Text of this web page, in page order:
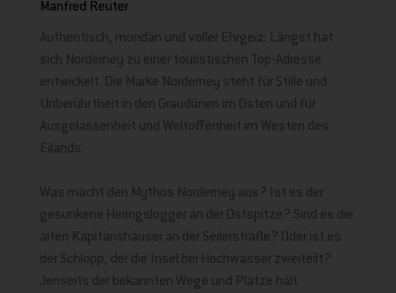
Manfred Reuter
Authentisch, mondän und voller Ehrgeiz: Längst hat
sich Norderney zu einer touristischen Top-Adresse
entwickelt. Die Marke Norderney steht für Stille und
Unberührtheit in den Graudünen im Osten und für
Ausgelassenheit und Weltoffenheit im Westen des
Eilands.
Was macht den Mythos Norderney aus? Ist es der
gesunkene Heringslogger an der Ostspitze? Sind es die
alten Kapitänshäuser an der Seilerstraße? Oder ist es
der Schlopp, der die Insel bei Hochwasser zweiteilt?
Jenseits der bekannten Wege und Plätze hält